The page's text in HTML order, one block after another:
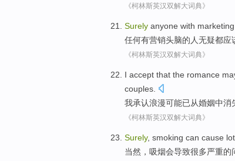
《柯林斯英汉双解大词典》
Surely anyone with marketing
任何有营销头脑的人无疑都应
《柯林斯英汉双解大词典》
I accept that the romance
couples
我承认浪漫可能已从婚姻中消
《柯林斯英汉双解大词典》
Surely, smoking can cause
当然，吸烟会导致很多严重的